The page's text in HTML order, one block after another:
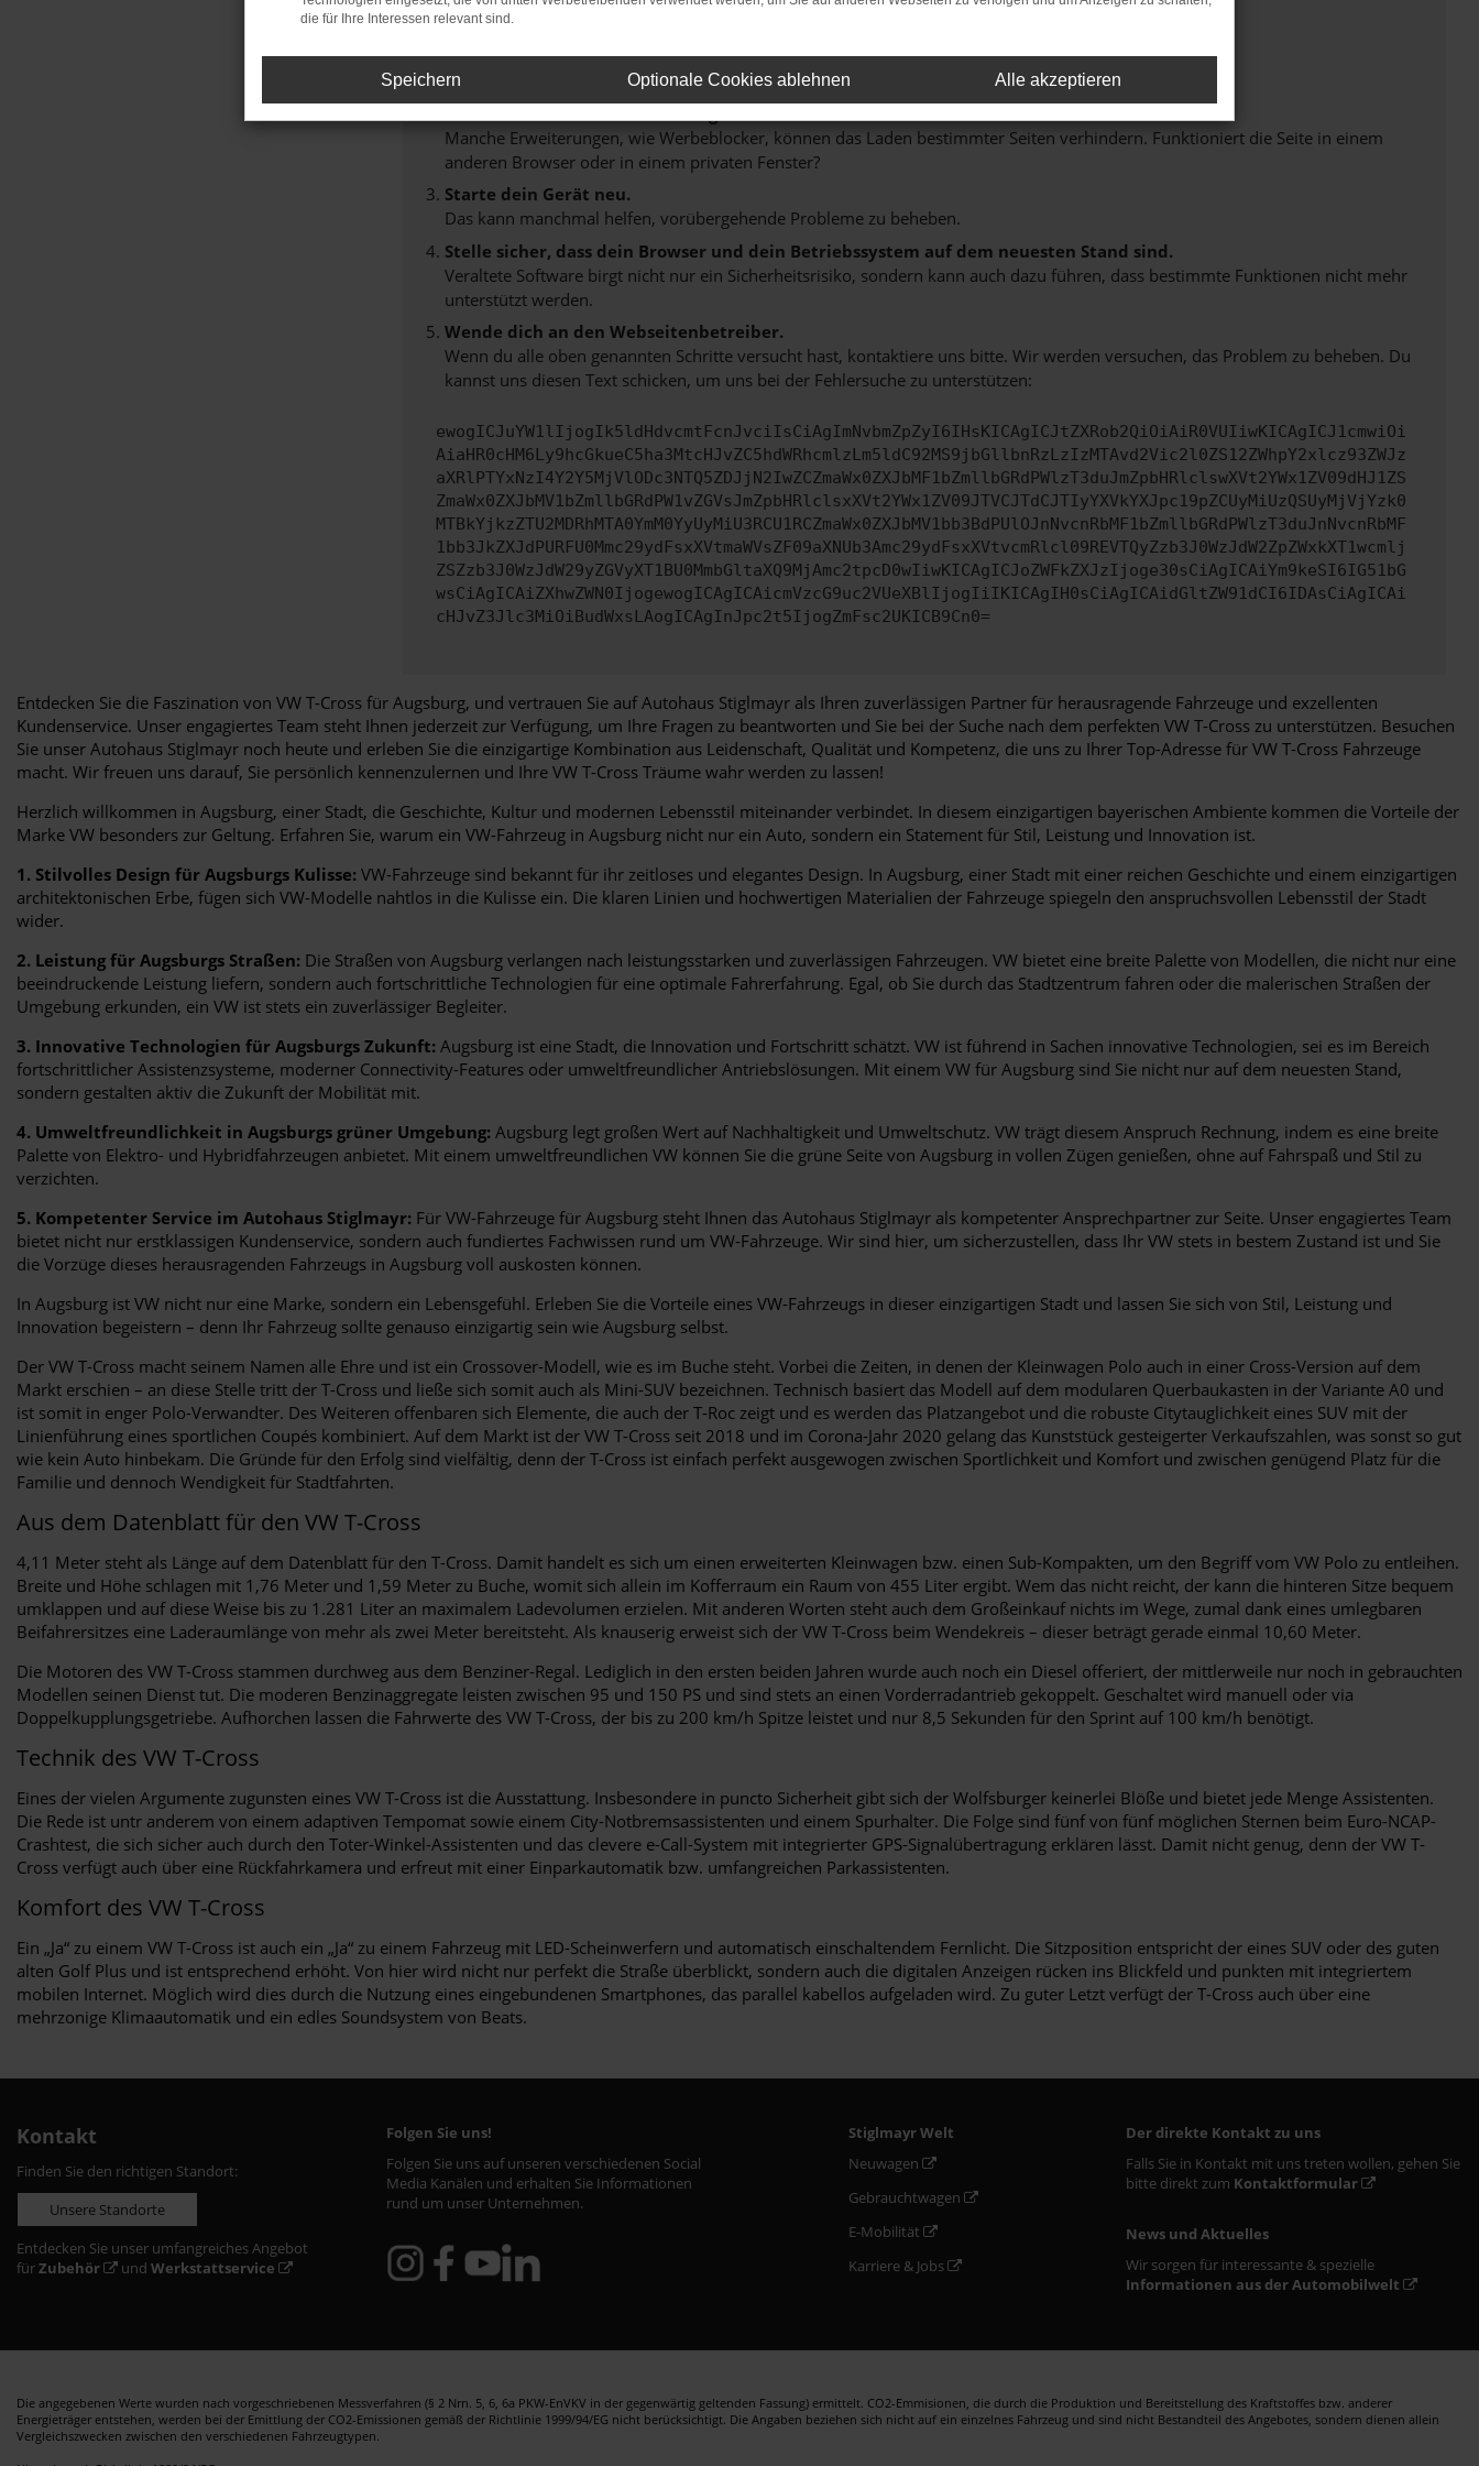
Hier sind ein paar Tipps, die dir helfen können:
Überprüfe deine Firewall und deine Internetverbindung.
Laden andere Webseiten, zum Beispiel deine Suchmaschine?
Manche Erweiterungen, wie Werbeblocker, können das Laden bestimmter Seiten verhindern. Funktioniert die Seite in einem
anderen Browser oder in einem privaten Fenster?
Starte dein Gerät neu.
Das kann manchmal helfen, vorübergehende Probleme zu beheben.
Stelle sicher, dass dein Browser und dein Betriebssystem auf dem neuesten Stand sind.
Veraltete Software birgt nicht nur ein Sicherheitsrisiko, sondern kann auch dazu führen, dass bestimmte Funktionen nicht mehr
unterstützt werden.
Wende dich an den Webseitenbetreiber.
Wenn du alle oben genannten Schritte versucht hast, kontaktiere uns bitte. Wir werden versuchen, das Problem zu beheben. Du
kannst uns diesen Text schicken, um uns bei der Fehlersuche zu unterstützen:
ewogICJuYW1lIjogIk5ldHdvcmtFcnJvciIsCiAgImNvbmZpZyI6IHsKICAgICJtZXRob2QiOiAiR0VUIiwKICAgICJ1cmwiOi
AiaHR0cHM6Ly9hcGkueC5ha3MtcHJvZC5hdWRhcmlzLm5ldC92MS9jbGllbnRzLzIzMTAvd2Vic2l0ZS12ZWhpY2xlcz93ZWJz
aXRlPTYxNzI4Y2Y5MjVlODc3NTQ5ZDJjN2IwZCZmaWx0ZXJbMF1bZmllbGRdPWlzT3duJmZpbHRlclswXVt2YWx1ZV09dHJ1ZS
ZmaWx0ZXJbMV1bZmllbGRdPW1vZGVsJmZpbHRlclsxXVt2YWx1ZV09JTVCJTdCJTIyYXVkYXJpc19pZCUyMiUzQSUyMjVjYzk0
MTBkYjkzZTU2MDRhMTA0YmM0YyUyMiU3RCU1RCZmaWx0ZXJbMV1bb3BdPUlOJnNvcnRbMF1bZmllbGRdPWlzT3duJnNvcnRbMF
1bb3JkZXJdPURFU0Mmc29ydFsxXVtmaWVsZF09aXNUb3Amc29ydFsxXVtvcmRlcl09REVTQyZzb3J0WzJdW2ZpZWxkXT1wcmlj
ZSZzb3J0WzJdW29yZGVyXT1BU0MmbGltaXQ9MjAmc2tpcD0wIiwKICAgICJoZWFkZXJzIjoge30sCiAgICAiYm9keSI6IG51bG
wsCiAgICAiZXhwZWN0IjogewogICAgICAicmVzcG9uc2VUeXBlIjogIiIKICAgIH0sCiAgICAidGltZW91dCI6IDAsCiAgICAi
cHJvZ3Jlc3MiOiBudWxsLAogICAgInJpc2t5IjogZmFsc2UKICB9Cn0=
Entdecken Sie die Faszination von VW T-Cross für Augsburg, und vertrauen Sie auf Autohaus Stiglmayr als Ihren zuverlässigen Partner für herausragende Fahrzeuge und exzellenten
Kundenservice. Unser engagiertes Team steht Ihnen jederzeit zur Verfügung, um Ihre Fragen zu beantworten und Sie bei der Suche nach dem perfekten VW T-Cross zu unterstützen. Besuchen
Sie unser Autohaus Stiglmayr noch heute und erleben Sie die einzigartige Kombination aus Leidenschaft, Qualität und Kompetenz, die uns zu Ihrer Top-Adresse für VW T-Cross Fahrzeuge
macht. Wir freuen uns darauf, Sie persönlich kennenzulernen und Ihre VW T-Cross Träume wahr werden zu lassen!
Herzlich willkommen in Augsburg, einer Stadt, die Geschichte, Kultur und modernen Lebensstil miteinander verbindet. In diesem einzigartigen bayerischen Ambiente kommen die Vorteile der
Marke VW besonders zur Geltung. Erfahren Sie, warum ein VW-Fahrzeug in Augsburg nicht nur ein Auto, sondern ein Statement für Stil, Leistung und Innovation ist.
1. Stilvolles Design für Augsburgs Kulisse: VW-Fahrzeuge sind bekannt für ihr zeitloses und elegantes Design. In Augsburg, einer Stadt mit einer reichen Geschichte und einem einzigartigen
architektonischen Erbe, fügen sich VW-Modelle nahtlos in die Kulisse ein. Die klaren Linien und hochwertigen Materialien der Fahrzeuge spiegeln den anspruchsvollen Lebensstil der Stadt
wider.
2. Leistung für Augsburgs Straßen: Die Straßen von Augsburg verlangen nach leistungsstarken und zuverlässigen Fahrzeugen. VW bietet eine breite Palette von Modellen, die nicht nur eine
beeindruckende Leistung liefern, sondern auch fortschrittliche Technologien für eine optimale Fahrerfahrung. Egal, ob Sie durch das Stadtzentrum fahren oder die malerischen Straßen der
Umgebung erkunden, ein VW ist stets ein zuverlässiger Begleiter.
3. Innovative Technologien für Augsburgs Zukunft: Augsburg ist eine Stadt, die Innovation und Fortschritt schätzt. VW ist führend in Sachen innovative Technologien, sei es im Bereich
fortschrittlicher Assistenzsysteme, moderner Connectivity-Features oder umweltfreundlicher Antriebslösungen. Mit einem VW für Augsburg sind Sie nicht nur auf dem neuesten Stand,
sondern gestalten aktiv die Zukunft der Mobilität mit.
4. Umweltfreundlichkeit in Augsburgs grüner Umgebung: Augsburg legt großen Wert auf Nachhaltigkeit und Umweltschutz. VW trägt diesem Anspruch Rechnung, indem es eine breite
Palette von Elektro- und Hybridfahrzeugen anbietet. Mit einem umweltfreundlichen VW können Sie die grüne Seite von Augsburg in vollen Zügen genießen, ohne auf Fahrspaß und Stil zu
verzichten.
5. Kompetenter Service im Autohaus Stiglmayr: Für VW-Fahrzeuge für Augsburg steht Ihnen das Autohaus Stiglmayr als kompetenter Ansprechpartner zur Seite. Unser engagiertes Team
bietet nicht nur erstklassigen Kundenservice, sondern auch fundiertes Fachwissen rund um VW-Fahrzeuge. Wir sind hier, um sicherzustellen, dass Ihr VW stets in bestem Zustand ist und Sie
die Vorzüge dieses herausragenden Fahrzeugs in Augsburg voll auskosten können.
In Augsburg ist VW nicht nur eine Marke, sondern ein Lebensgefühl. Erleben Sie die Vorteile eines VW-Fahrzeugs in dieser einzigartigen Stadt und lassen Sie sich von Stil, Leistung und
Innovation begeistern – denn Ihr Fahrzeug sollte genauso einzigartig sein wie Augsburg selbst.
Der VW T-Cross macht seinem Namen alle Ehre und ist ein Crossover-Modell, wie es im Buche steht. Vorbei die Zeiten, in denen der Kleinwagen Polo auch in einer Cross-Version auf dem
Markt erschien – an diese Stelle tritt der T-Cross und ließe sich somit auch als Mini-SUV bezeichnen. Technisch basiert das Modell auf dem modularen Querbaukasten in der Variante A0 und
ist somit in enger Polo-Verwandter. Des Weiteren offenbaren sich Elemente, die auch der T-Roc zeigt und es werden das Platzangebot und die robuste Citytauglichkeit eines SUV mit der
Linienführung eines sportlichen Coupés kombiniert. Auf dem Markt ist der VW T-Cross seit 2018 und im Corona-Jahr 2020 gelang das Kunststück gesteigerter Verkaufszahlen, was sonst so gut
wie kein Auto hinbekam. Die Gründe für den Erfolg sind vielfältig, denn der T-Cross ist einfach perfekt ausgewogen zwischen Sportlichkeit und Komfort und zwischen genügend Platz für die
Familie und dennoch Wendigkeit für Stadtfahrten.
Aus dem Datenblatt für den VW T-Cross
4,11 Meter steht als Länge auf dem Datenblatt für den T-Cross. Damit handelt es sich um einen erweiterten Kleinwagen bzw. einen Sub-Kompakten, um den Begriff vom VW Polo zu entleihen.
Breite und Höhe schlagen mit 1,76 Meter und 1,59 Meter zu Buche, womit sich allein im Kofferraum ein Raum von 455 Liter ergibt. Wem das nicht reicht, der kann die hinteren Sitze bequem
umklappen und auf diese Weise bis zu 1.281 Liter an maximalem Ladevolumen erzielen. Mit anderen Worten steht auch dem Großeinkauf nichts im Wege, zumal dank eines umlegbaren
Beifahrersitzes eine Laderaumlänge von mehr als zwei Meter bereitsteht. Als knauserig erweist sich der VW T-Cross beim Wendekreis – dieser beträgt gerade einmal 10,60 Meter.
Die Motoren des VW T-Cross stammen durchweg aus dem Benziner-Regal. Lediglich in den ersten beiden Jahren wurde auch noch ein Diesel offeriert, der mittlerweile nur noch in gebrauchten
Modellen seinen Dienst tut. Die moderen Benzinaggregate leisten zwischen 95 und 150 PS und sind stets an einen Vorderradantrieb gekoppelt. Geschaltet wird manuell oder via
Doppelkupplungsgetriebe. Aufhorchen lassen die Fahrwerte des VW T-Cross, der bis zu 200 km/h Spitze leistet und nur 8,5 Sekunden für den Sprint auf 100 km/h benötigt.
Technik des VW T-Cross
Eines der vielen Argumente zugunsten eines VW T-Cross ist die Ausstattung. Insbesondere in puncto Sicherheit gibt sich der Wolfsburger keinerlei Blöße und bietet jede Menge Assistenten.
Die Rede ist untr anderem von einem adaptiven Tempomat sowie einem City-Notbremsassistenten und einem Spurhalter. Die Folge sind fünf von fünf möglichen Sternen beim Euro-NCAP-
Crashtest, die sich sicher auch durch den Toter-Winkel-Assistenten und das clevere e-Call-System mit integrierter GPS-Signalübertragung erklären lässt. Damit nicht genug, denn der VW T-
Cross verfügt auch über eine Rückfahrkamera und erfreut mit einer Einparkautomatik bzw. umfangreichen Parkassistenten.
Komfort des VW T-Cross
Ein „Ja“ zu einem VW T-Cross ist auch ein „Ja“ zu einem Fahrzeug mit LED-Scheinwerfern und automatisch einschaltendem Fernlicht. Die Sitzposition entspricht der eines SUV oder des guten
alten Golf Plus und ist entsprechend erhöht. Von hier wird nicht nur perfekt die Straße überblickt, sondern auch die digitalen Anzeigen rücken ins Blickfeld und punkten mit integriertem
mobilen Internet. Möglich wird dies durch die Nutzung eines eingebundenen Smartphones, das parallel kabellos aufgeladen wird. Zu guter Letzt verfügt der T-Cross auch über eine
mehrzonige Klimaautomatik und ein edles Soundsystem von Beats.
Kontakt
Finden Sie den richtigen Standort:
Unsere Standorte
Entdecken Sie unser umfangreiches Angebot
fürZubehör und Werkstattservice
Folgen Sie uns!
Folgen Sie uns auf unseren verschiedenen Social
Media Kanälen und erhalten Sie Informationen
rund um unser Unternehmen.
Stiglmayr Welt
Neuwagen
Gebrauchtwagen
E-Mobilität
Karriere & Jobs
Der direkte Kontakt zu uns
Falls Sie in Kontakt mit uns treten wollen, gehen Sie
bitte direkt zum Kontaktformular
News und Aktuelles
Wir sorgen für interessante & spezielle
Informationen aus der Automobilwelt
Die angegebenen Werte wurden nach vorgeschriebenen Messverfahren (§ 2 Nrn. 5, 6, 6a PKW-EnVKV in der gegenwärtig geltenden Fassung) ermittelt. CO2-Emmisionen, die durch die Produktion und Bereitstellung des Kraftstoffes bzw. anderer
Energieträger entstehen, werden bei der Emittlung der CO2-Emissionen gemäß der Richtlinie 1999/94/EG nicht berücksichtigt. Die Angaben beziehen sich nicht auf ein einzelnes Fahrzeug und sind nicht Bestandteil des Angebotes, sondern dienen allein
Vergleichszwecken zwischen den verschiedenen Fahrzeugtypen.
die für Ihre Interessen relevant sind.
Speichern Optionale Cookies ablehnen Alle akzeptieren